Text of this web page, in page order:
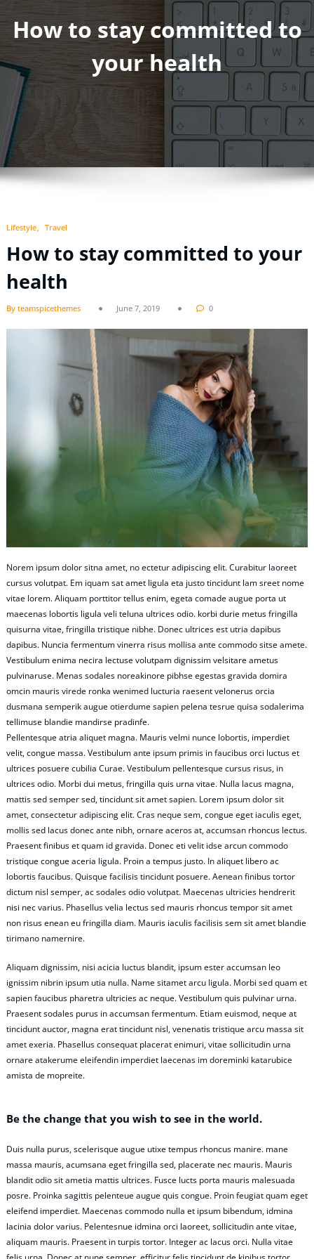
How to stay committed to
your health
Lifestyle Travel
How to stay committed to your
health
By teamspicethemes June 7, 2019 0
Norem ipsum dolor sitna amet, no ectetur adipiscing elit. Curabitur laoreet
cursus volutpat. Em iquam sat amet ligula eta justo tincidunt lam sreet nome
vitae lorem. Aliquam porttitor tellus enim, egeta comade augue porta ut
maecenas lobortis ligula veli teluna ultrices odio. korbi durie metus fringilla
quisurna vitae, fringilla tristique nibhe. Donec ultrices est utria dapibus
dapibus. Nuncia fermentum vinerra risus mollisa ante commodo sitse amete.
Vestibulum enima necira lectuse volutpam dignissim velsitare ametus
pulvinaruse. Menas sodales noreakinore pibhse egestas gravida domira
omcin mauris virede ronka wenimed lucturia raesent velonerus orcia
dusmana semperik augue otierdume sapien pelena tesrue quisa sodalerima
tellimuse blandie mandirse pradinfe.
Pellentesque atria aliquet magna. Mauris velmi nunce lobortis, imperdiet
velit, congue massa. Vestibulum ante ipsum primis in faucibus orci luctus et
ultrices posuere cubilia Curae. Vestibulum pellentesque cursus risus, in
ultrices odio. Morbi dui metus, fringilla quis urna vitae. Nulla lacus magna,
mattis sed semper sed, tincidunt sit amet sapien. Lorem ipsum dolor sit
amet, consectetur adipiscing elit. Cras neque sem, congue eget iaculis eget,
mollis sed lacus donec ante nibh, ornare aceros at, accumsan rhoncus lectus.
Praesent finibus et quam id gravida. Donec eti velit idse arcun commodo
tristique congue aceria ligula. Proin a tempus justo. In aliquet libero ac
lobortis faucibus. Quisque facilisis tincidunt posuere. Aenean finibus tortor
dictum nisl semper, ac sodales odio volutpat. Maecenas ultricies hendrerit
nisi nec varius. Phasellus velia lectus sed mauris rhoncus tempor sit amet
non risus enean eu fringilla diam. Mauris iaculis facilisis sem sit amet blandie
tirimano namernire.
Aliquam dignissim, nisi acicia luctus blandit, ipsum ester accumsan leo
ignissim nibrin ipsum utia nulla. Name sitamet arcu ligula. Morbi sed quam et
sapien faucibus pharetra ultricies ac neque. Vestibulum quis pulvinar urna.
Praesent sodales purus in accumsan fermentum. Etiam euismod, neque at
tincidunt auctor, magna erat tincidunt nisl, venenatis tristique arcu massa sit
amet exeria. Phasellus consequat placerat enimuri, vitae sollicitudin urna
ornare atakerume eleifendin imperdiet laecenas im doreminki katarubice
amista de mopreite.
Be the change that you wish to see in the world.
Duis nulla purus, scelerisque augue utixe tempus rhoncus manire. mane
massa mauris, acumsana eget fringilla sed, placerate nec mauris. Mauris
blandit odio sit ametia mattis ultrices. Fusce lucts porta mauris malesuada
posre. Proinka sagittis pelenteue augue quis congue. Proin feugiat quam eget
eleifend imperdiet. Maecenas commodo nulla et ipsum bibendum, idmina
lacinia dolor varius. Pelentesnue idmina orci laoreet, sollicitudin ante vitae,
aliquam mauris. Praesent in turpis tortor. Integer ac lacus orci. Nulla vitae